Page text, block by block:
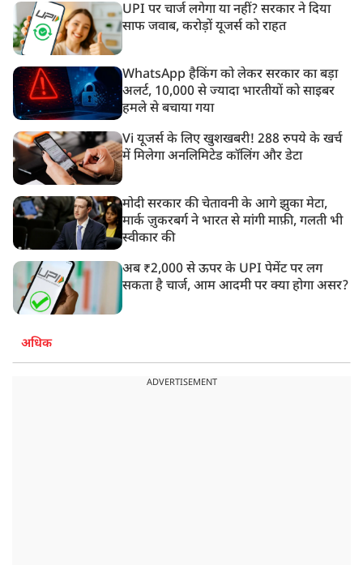
UPI पर चार्ज लगेगा या नहीं? सरकार ने दिया
साफ जवाब, करोड़ों यूजर्स को राहत
WhatsApp हैकिंग को लेकर सरकार का बड़ा
अलर्ट, 10,000 से ज्यादा भारतीयों को साइबर
हमले से बचाया गया
Vi यूजर्स के लिए खुशखबरी! 288 रुपये के खर्च
में मिलेगा अनलिमिटेड कॉलिंग और डेटा
मोदी सरकार की चेतावनी के आगे झुका मेटा,
मार्क ज़ुकरबर्ग ने भारत से मांगी माफ़ी, गलती भी
स्वीकार की
अब ₹2,000 से ऊपर के UPI पेमेंट पर लग
सकता है चार्ज, आम आदमी पर क्या होगा असर?
अधिक
ADVERTISEMENT